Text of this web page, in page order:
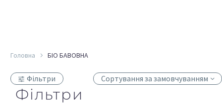
Головна БІО БАВОВНА
Фільтри
Фільтри
Сортування за замовчуванням